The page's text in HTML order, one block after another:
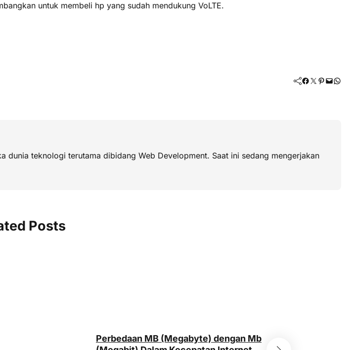
untuk membeli hp yang sudah mendukung VoLTE.
Facebook Twitter Pinterest Mail WhatsApp
dunia teknologi terutama dibidang Web Development. Saat ini sedang mengerjakan
Posts
Perbedaan MB (Megabyte) dengan Mb